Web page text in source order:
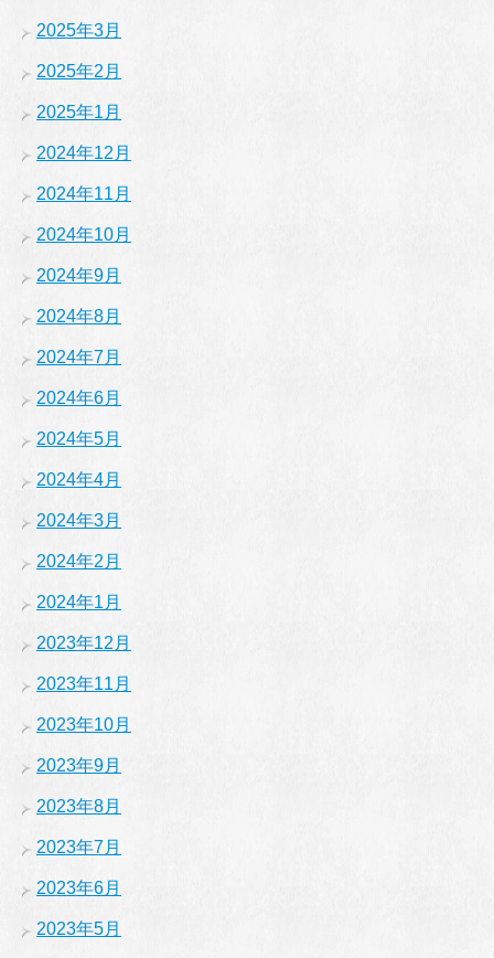
2025年3月
2025年2月
2025年1月
2024年12月
2024年11月
2024年10月
2024年9月
2024年8月
2024年7月
2024年6月
2024年5月
2024年4月
2024年3月
2024年2月
2024年1月
2023年12月
2023年11月
2023年10月
2023年9月
2023年8月
2023年7月
2023年6月
2023年5月